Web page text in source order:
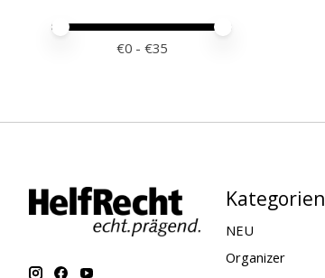
Preis – Mindestwert
Price maximum value
€0 - €35
Kategorien
NEU
Organizer